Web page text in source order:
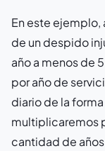
En este
de un despido
año a menos de
por año de
diario de la
multiplicaremos
cantidad de